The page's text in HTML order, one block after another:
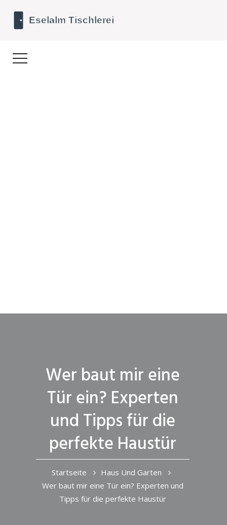
Wer baut mir eine
Tür ein? Experten
und Tipps für die
perfekte Haustür
Startseite
Haus Und Garten
Wer baut mir eine Tür ein? Experten und
Tipps für die perfekte Haustür